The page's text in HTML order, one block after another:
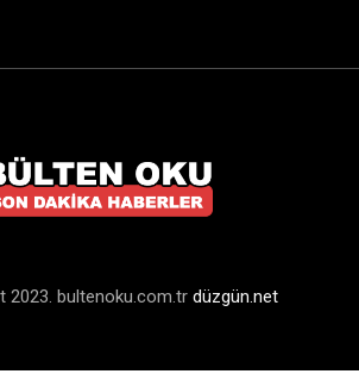
2023. bultenoku.com.tr düzgün.net